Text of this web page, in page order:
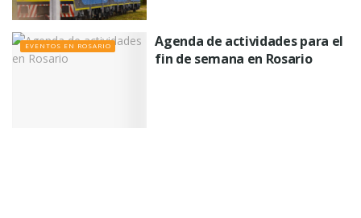
EVENTOS EN ROSARIO
Agenda de actividades para el
fin de semana en Rosario